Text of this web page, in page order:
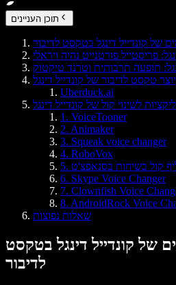
תוכן העניינים
של קונדייל דינגל בטקסט לדיבור
פריסטייל פורטנייט נהיה ויראלי
תופעה תרבותית וטרנד טיקטוק
יוצר טקסט לדיבור של קונדייל דינגל
Uberduck.ai
לשינוי קול של קונדייל דינגל
1. VoiceTooner
2. Animaker
3. Squeak voice changer
4. RoboVox
קול בשיחות בסנאפצ'ט
6. Skype Voice Changer
7. Clownfish Voice
8. AndroidRock Voice
שאלות נפוצות
של קונדייל דינגל בטקסט
לדיבור